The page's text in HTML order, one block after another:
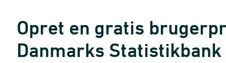
Opret en gratis
Danmarks Statistikbank